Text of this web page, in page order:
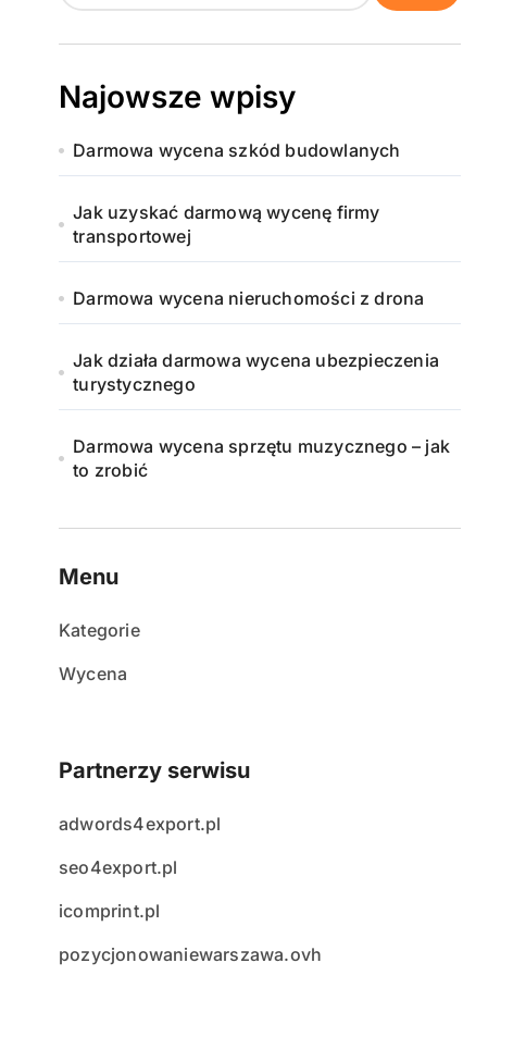
Najowsze wpisy
Darmowa wycena szkód budowlanych
Jak uzyskać darmową wycenę firmy
transportowej
Darmowa wycena nieruchomości z drona
Jak działa darmowa wycena ubezpieczenia
turystycznego
Darmowa wycena sprzętu muzycznego – jak
to zrobić
Menu
Kategorie
Wycena
Partnerzy serwisu
adwords4export.pl
seo4export.pl
icomprint.pl
pozycjonowaniewarszawa.ovh